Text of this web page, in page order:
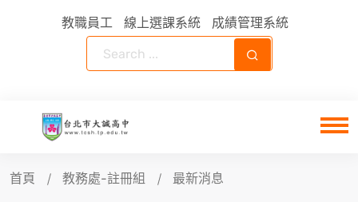
教職員工 線上選課系統 成績管理系統
首頁 教務處-註冊組 最新消息